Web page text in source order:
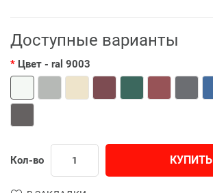
Доступные варианты
Цвет - ral 9003
Кол-во КУПИТЬ